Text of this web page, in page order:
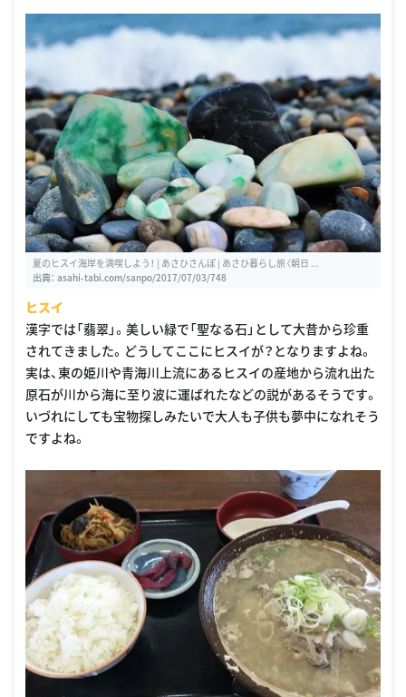
夏のヒスイ海岸を満喫しよう！ | あさひさんぽ | あさひ暮らし旅〈朝日 ...
出典： asahi-tabi.com/sanpo/2017/07/03/748
ヒスイ
漢字では「翡翠」。美しい緑で「聖なる石」として大昔から珍重
されてきました。どうしてここにヒスイが？となりますよね。
実は、東の姫川や青海川上流にあるヒスイの産地から流れ出た
原石が川から海に至り波に運ばれたなどの説があるそうです。
いづれにしても宝物探しみたいで大人も子供も夢中になれそう
ですよね。